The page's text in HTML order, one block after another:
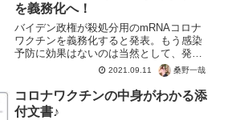
を義務化へ！
バイデン政権が殺処分用のmRNAコロナ
ワクチンを義務化すると発表。もう感染
予防に効果はないのは当然として、発症
も重症化も死亡も逆にヤバイ。さらに酸
化グラフェンや寄生虫など中身もバレて
しまったら、誰も打たんわな。でも任意
じゃ接種しません！では...
2021.09.11 桑野一哉
コロナワクチンの中身がわかる添
付文書♪